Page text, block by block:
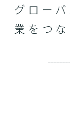
グロー
業をつ